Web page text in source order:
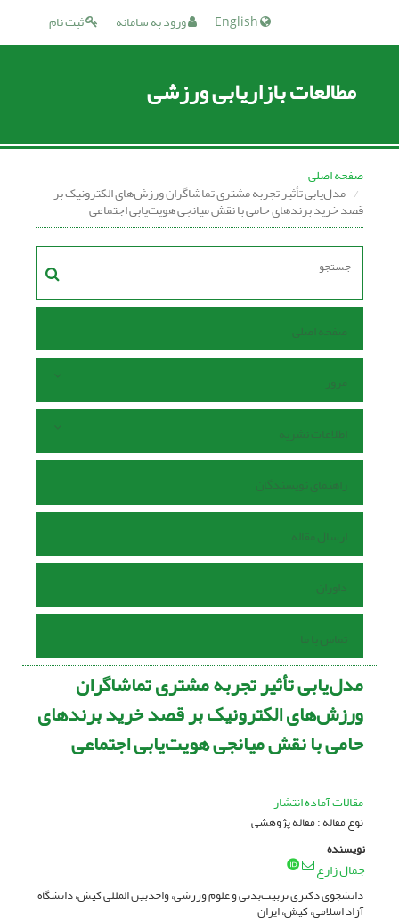
ثبت نام ورود به سامانه
مطالعات بازاریابی ورزشی
صفحه اصلی
مدل‌یابی تأثیر تجربه مشتری تماشاگران ورزش‌های الکترونیک بر
قصد خرید برندهای حامی با نقش میانجی هویت‌یابی اجتماعی
صفحه اصلی
مرور
اطلاعات نشریه
راهنمای نویسندگان
ارسال مقاله
داوران
تماس با ما
مدل‌یابی تأثیر تجربه مشتری تماشاگران
ورزش‌های الکترونیک بر قصد خرید برندهای
حامی با نقش میانجی هویت‌یابی اجتماعی
مقالات آماده انتشار
نوع مقاله : مقاله پژوهشی
نویسنده
جمال زارع
دانشجوی دکتری تربیت‌بدنی و علوم ورزشی، واحدبین المللی کیش، دانشگاه
آزاد اسلامی، کیش، ایران